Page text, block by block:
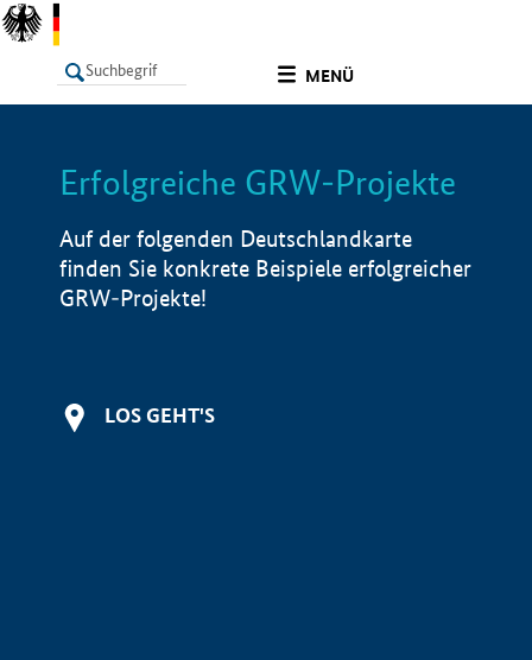
MENÜ
LISTE Info
Erfolgreiche GRW-Projekte
Auf der folgenden Deutschlandkarte
finden Sie konkrete Beispiele erfolgreicher
GRW-Projekte!
LOS GEHT'S